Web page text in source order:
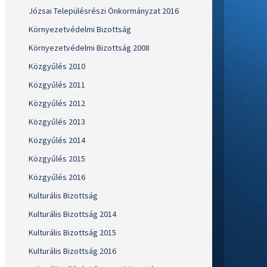
Józsai Településrészi Önkormányzat 2016
Környezetvédelmi Bizottság
Környezetvédelmi Bizottság 2008
Közgyűlés 2010
Közgyűlés 2011
Közgyűlés 2012
Közgyűlés 2013
Közgyűlés 2014
Közgyűlés 2015
Közgyűlés 2016
Kulturális Bizottság
Kulturális Bizottság 2014
Kulturális Bizottság 2015
Kulturális Bizottság 2016